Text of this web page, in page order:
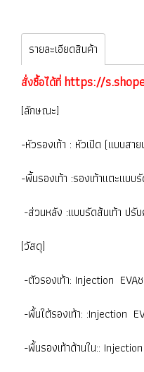
รายละเอียดสินค้า
สั่งซื้อได้ที่ https://
[ลักษณะ]
-หัวรองเท้า : หัวเปิด (แบบสา
-พื้นรองเท้า :รองเท้าแตะแบบ
-ส่วนหลัง :แบบรัดส้นเท้า ปรั
[วัสดุ]
-ตัวรองเท้า: Injection EVA
-พื้นใต้รองเท้า: :Injection
-พื้นรองเท้าด้านใน::